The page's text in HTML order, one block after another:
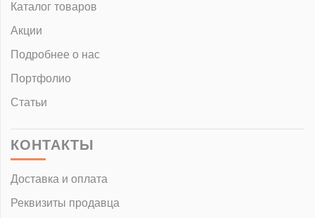
Каталог товаров
Акции
Подробнее о нас
Портфолио
Статьи
КОНТАКТЫ
Доставка и оплата
Реквизиты продавца